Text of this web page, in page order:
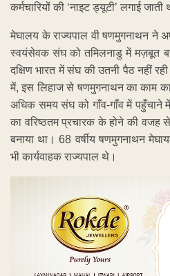
कर्मचारियों की ‘नाइट ड्यूटी’ लगाई जाती
मेघालय के राज्यपाल वी षणमुगनाथन ने
स्वयंसेवक संघ को तमिलनाडु में मज़बूत
दक्षिण भारत में संघ की उतनी पैठ नहीं
में, इस लिहाज से षणमुगनाथन का काम
अधिक समय संघ को गाँव-गाँव में पहुँचाने
का वरिष्ठतम प्रचारक के होने की वजह से
बनाया था। 68 वर्षीय षणमुगनाथन
भी कार्यवाहक राज्यपाल थे।